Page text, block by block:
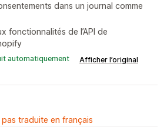
dans un journal comme
fonctionnalités de l’API de
automatiquement Afficher l’original
traduite en français